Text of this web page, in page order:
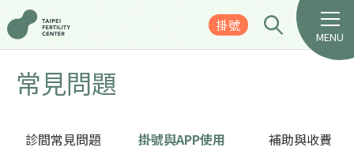
掛號
MENU
常見問題
診間常見問題 掛號與APP使用 補助與收費